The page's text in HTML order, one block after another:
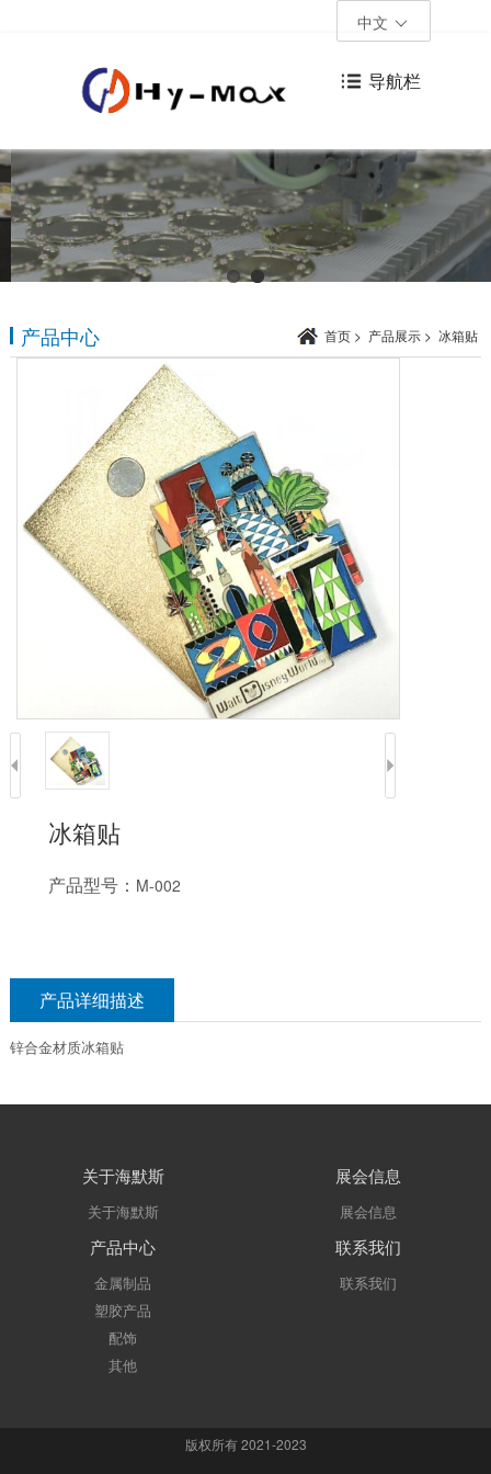
中文
导航栏
产品中心 首页 > 产品展示 > 冰箱贴
冰箱贴
产品型号： M-002
产品详细描述
锌合金材质冰箱贴
关于海默斯
关于海默斯
展会信息
展会信息
产品中心
金属制品
塑胶产品
配饰
其他
联系我们
联系我们
版权所有 2021-2023